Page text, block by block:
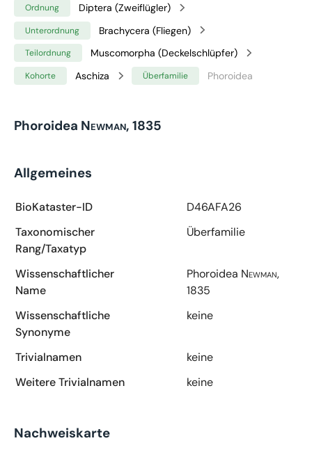
Ordnung Diptera (Zweiflügler)
Unterordnung Brachycera (Fliegen)
Teilordnung Muscomorpha (Deckelschlüpfer)
Kohorte Aschiza Überfamilie Phoroidea
Phoroidea Newman, 1835
Allgemeines
BioKataster-ID
D46AFA26
Taxonomischer
Rang/Taxatyp
Überfamilie
Wissenschaftlicher
Name
Phoroidea Newman,
1835
Wissenschaftliche
Synonyme
keine
Trivialnamen
keine
Weitere Trivialnamen
keine
Nachweiskarte